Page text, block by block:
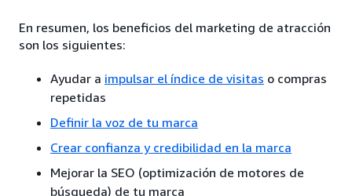
En resumen, los beneficios del marketing de atracción
son los siguientes:
Ayudar a impulsar el índice de visitas o compras
repetidas
Definir la voz de tu marca
Crear confianza y credibilidad en la marca
Mejorar la SEO (optimización de motores de
búsqueda) de tu marca